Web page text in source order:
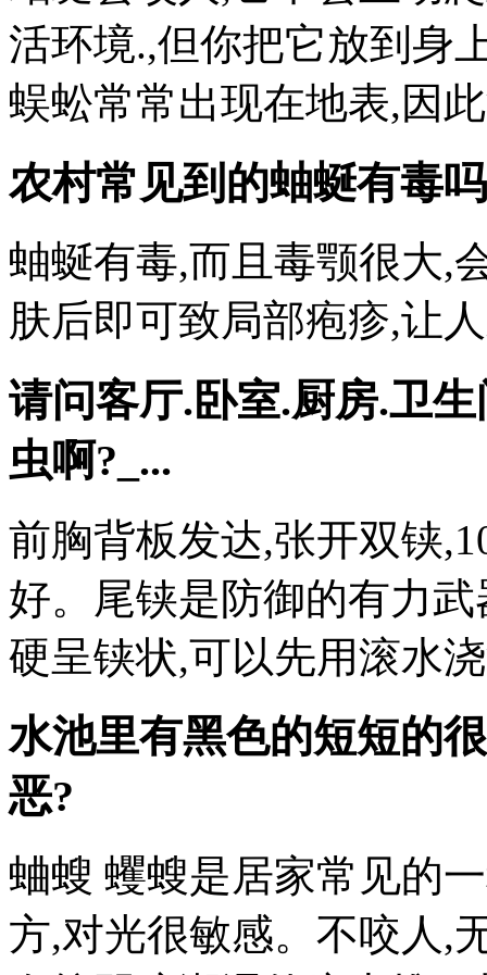
活环境.,但你把它放到身
蜈蚣常常出现在地表,因
农村常见到的蚰蜒有毒
蚰蜒有毒,而且毒颚很大,
肤后即可致局部疱疹,让
请问客厅.卧室.厨房.卫
虫啊?_...
前胸背板发达,张开双铗
好。尾铗是防御的有力
硬呈铗状,可以先用滚水
水池里有黑色的短短的
恶?
蛐螋 蠼螋是居家常见的
方,对光很敏感。不咬人,